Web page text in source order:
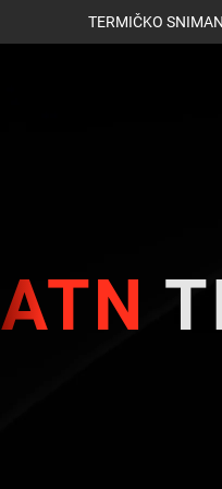
TERMIČKO
ATN